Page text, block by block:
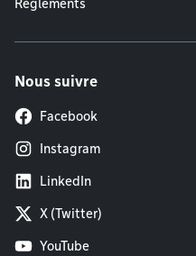
Règlements
Nous suivre
Facebook
Instagram
LinkedIn
X (Twitter)
YouTube